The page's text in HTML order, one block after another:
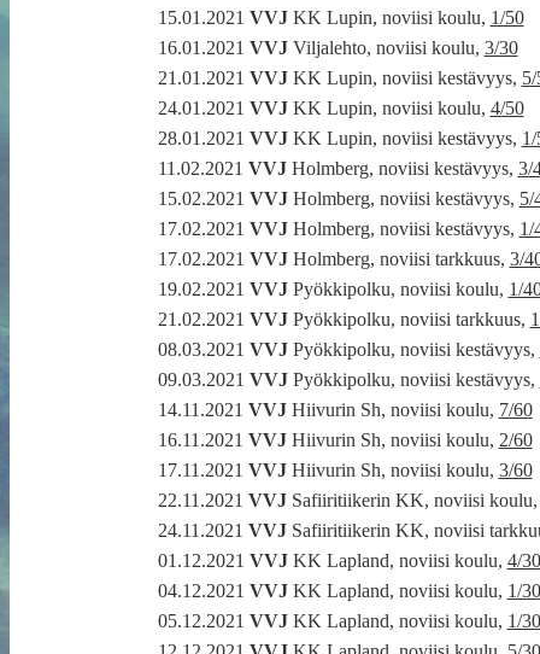
15.01.2021 VVJKK Lupin, noviisi koulu, 1/50
16.01.2021 VVJViljalehto, noviisi koulu, 3/30
21.01.2021 VVJKK Lupin, noviisi kestävyys,
24.01.2021 VVJKK Lupin, noviisi koulu, 4/50
28.01.2021 VVJKK Lupin, noviisi kestävyys,
11.02.2021 VVJHolmberg, noviisi kestävyys, 3/
15.02.2021 VVJHolmberg, noviisi kestävyys, 5/
17.02.2021 VVJHolmberg, noviisi kestävyys, 1/
17.02.2021 VVJHolmberg, noviisi tarkkuus, 3/
19.02.2021 VVJPyökkipolku, noviisi koulu, 1/
21.02.2021 VVJPyökkipolku, noviisi tarkkuus,
08.03.2021 VVJPyökkipolku, noviisi kestävyys,
09.03.2021 VVJPyökkipolku, noviisi kestävyys,
14.11.2021 VVJHiivurin Sh, noviisi koulu, 7/60
16.11.2021 VVJHiivurin Sh, noviisi koulu, 2/60
17.11.2021 VVJHiivurin Sh, noviisi koulu, 3/60
22.11.2021 VVJSafiiritiikerin KK, noviisi
24.11.2021 VVJSafiiritiikerin KK, noviisi
01.12.2021 VVJKK Lapland, noviisi koulu, 4/30
04.12.2021 VVJKK Lapland, noviisi koulu, 1/30
05.12.2021 VVJKK Lapland, noviisi koulu, 1/30